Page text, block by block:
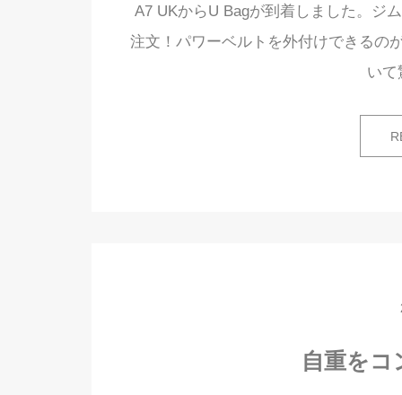
A7 UKからU Bagが到着しました。ジ
注文！パワーベルトを外付けできるの
いて
自重をコ